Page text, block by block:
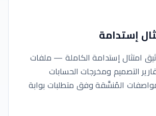
إستدامة
امتثال إستدامة الكاملة — ملفات
التصميم ومخرجات الحسابات
المُنسَّقة وفق متطلبات بوابة